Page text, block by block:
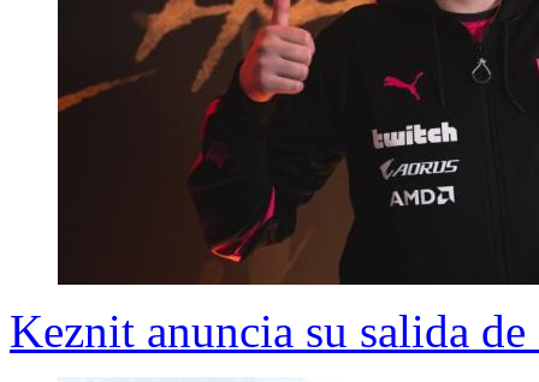
Keznit anuncia su salida